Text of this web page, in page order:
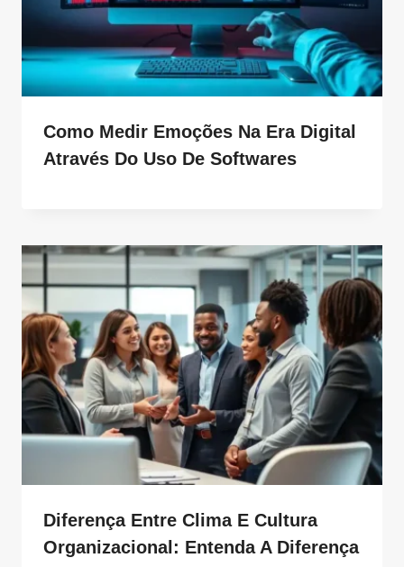
Como Medir Emoções Na Era Digital
Através Do Uso De Softwares
Diferença Entre Clima E Cultura
Organizacional: Entenda A Diferença